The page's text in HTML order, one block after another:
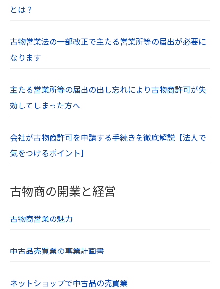
とは？
古物営業法の一部改正で主たる営業所等の届出が必要に
なります
主たる営業所等の届出の出し忘れにより古物商許可が失
効してしまった方へ
会社が古物商許可を申請する手続きを徹底解説【法人で
気をつけるポイント】
古物商の開業と経営
古物商営業の魅力
中古品売買業の事業計画書
ネットショップで中古品の売買業